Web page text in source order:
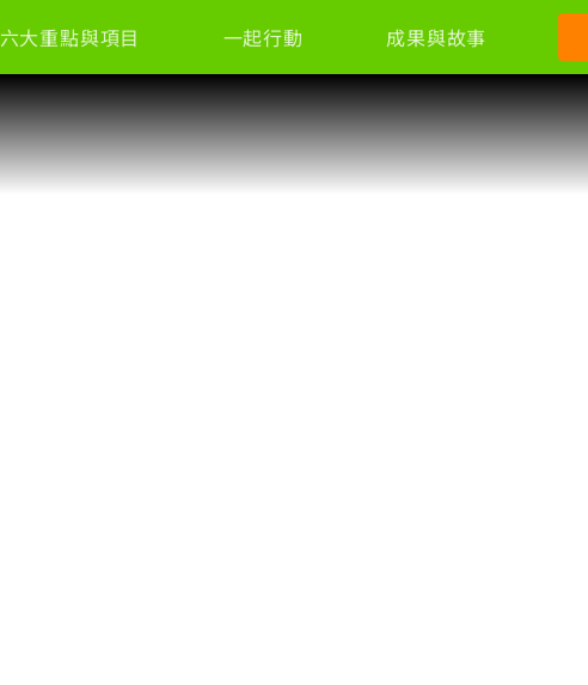
六大重點與項目 一起行動 成果與故事